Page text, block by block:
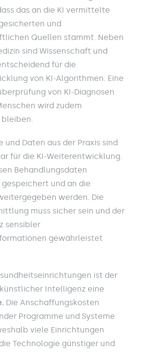
das an die KI vermittelte
und
Quellen stammt. Neben
sind Wissenschaft und
für die
von KI-Algorithmen. Eine
von KI-Diagnosen
wird zudem
und Daten aus der Praxis sind
für die KI-Weiterentwicklung.
Behandlungsdaten
und an die
werden. Die
muss sicher sein und der
sensibler
gewährleistet
ist der
Intelligenz eine
Die Anschaffungskosten
Programme und Systeme
viele Einrichtungen
Technologie günstiger und